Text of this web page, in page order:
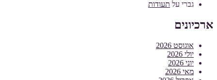
גברי על תעודות
ארכיונים
אוגוסט 2026
יולי 2026
יוני 2026
מאי 2026